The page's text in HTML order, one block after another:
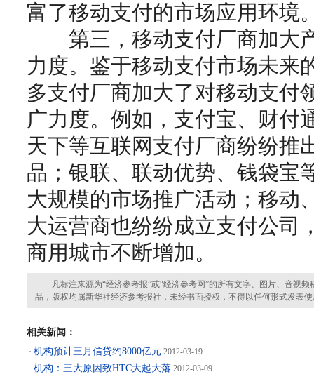
富了移动支付的市场应用环境
第三，移动支付厂商加大
力度。鉴于移动支付市场未来
多支付厂商加大了对移动支付
广力度。例如，支付宝、财付
天下等互联网支付厂商纷纷推
品；银联、联动优势、钱袋宝
大规模的市场推广活动；移动
大运营商也纷纷成立支付公司
商用城市不断增加。
凡标注来源为“经济参考报”或“经济参考网”的所有文字、图片、音视频
品，版权均属新华社经济参考报社，未经书面授权，不得以任何形式发表
相关新闻：
· 机构预计三月信贷约8000亿元 2012-03-19
· 机构：三大原因致HTC大起大落 2012-03-09